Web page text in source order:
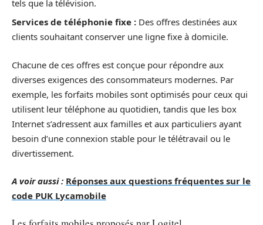
tels que la télévision.
Services de téléphonie fixe : Des offres destinées aux
clients souhaitant conserver une ligne fixe à domicile.
Chacune de ces offres est conçue pour répondre aux
diverses exigences des consommateurs modernes. Par
exemple, les forfaits mobiles sont optimisés pour ceux qui
utilisent leur téléphone au quotidien, tandis que les box
Internet s’adressent aux familles et aux particuliers ayant
besoin d’une connexion stable pour le télétravail ou le
divertissement.
A voir aussi : Réponses aux questions fréquentes sur le
code PUK Lycamobile